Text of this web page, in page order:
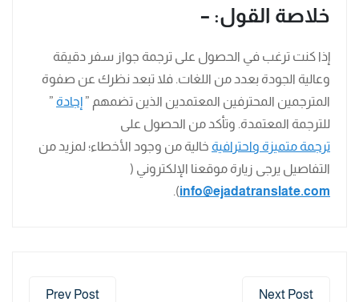
خلاصة القول: –
إذا كنت ترغب في الحصول على ترجمة جواز سفر دقيقة
وعالية الجودة بعدد من اللغات. فلا تبعد نظرك عن صفوة
المترجمين المحترفين المعتمدين الذين تضمهم ” إجادة ”
للترجمة المعتمدة. وتأكد من الحصول على
ترجمة متميزة واحترافية خالية من وجود الأخطاء؛ لمزيد من
التفاصيل يرجى زيارة موقعنا الإلكتروني (
info@ejadatranslate.com
).
Prev Post Next Post